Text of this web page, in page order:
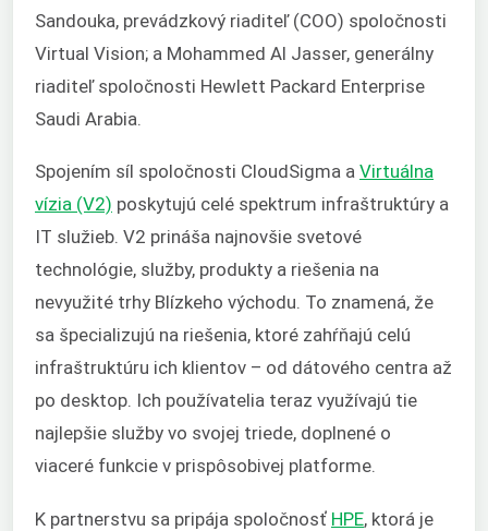
Sandouka, prevádzkový riaditeľ (COO) spoločnosti
Virtual Vision; a Mohammed Al Jasser, generálny
riaditeľ spoločnosti Hewlett Packard Enterprise
Saudi Arabia.
Spojením síl spoločnosti CloudSigma a Virtuálna
vízia (V2) poskytujú celé spektrum infraštruktúry a
IT služieb. V2 prináša najnovšie svetové
technológie, služby, produkty a riešenia na
nevyužité trhy Blízkeho východu. To znamená, že
sa špecializujú na riešenia, ktoré zahŕňajú celú
infraštruktúru ich klientov – od dátového centra až
po desktop. Ich používatelia teraz využívajú tie
najlepšie služby vo svojej triede, doplnené o
viaceré funkcie v prispôsobivej platforme.
K partnerstvu sa pripája spoločnosť HPE, ktorá je